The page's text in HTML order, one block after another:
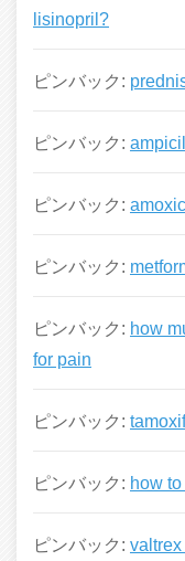
lisinopril?
ピンバック:
ピンバック:
ピンバック:
ピンバック:
ピンバック: how
for pain
ピンバック:
ピンバック: how
ピンバック: